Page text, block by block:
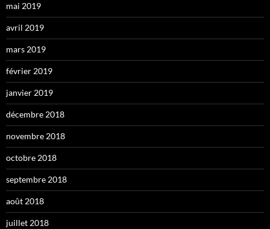
mai 2019
avril 2019
mars 2019
février 2019
janvier 2019
décembre 2018
novembre 2018
octobre 2018
septembre 2018
août 2018
juillet 2018